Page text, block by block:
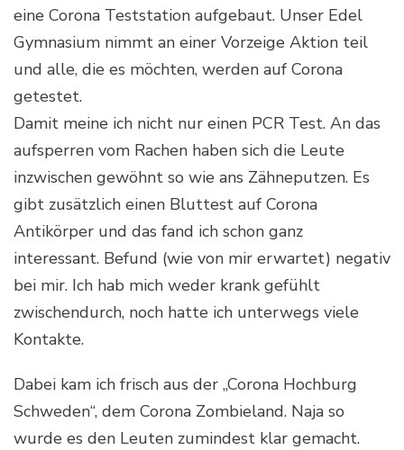
eine Corona Teststation aufgebaut. Unser Edel
Gymnasium nimmt an einer Vorzeige Aktion teil
und alle, die es möchten, werden auf Corona
getestet.
Damit meine ich nicht nur einen PCR Test. An das
aufsperren vom Rachen haben sich die Leute
inzwischen gewöhnt so wie ans Zähneputzen. Es
gibt zusätzlich einen Bluttest auf Corona
Antikörper und das fand ich schon ganz
interessant. Befund (wie von mir erwartet) negativ
bei mir. Ich hab mich weder krank gefühlt
zwischendurch, noch hatte ich unterwegs viele
Kontakte.
Dabei kam ich frisch aus der „Corona Hochburg
Schweden“, dem Corona Zombieland. Naja so
wurde es den Leuten zumindest klar gemacht.